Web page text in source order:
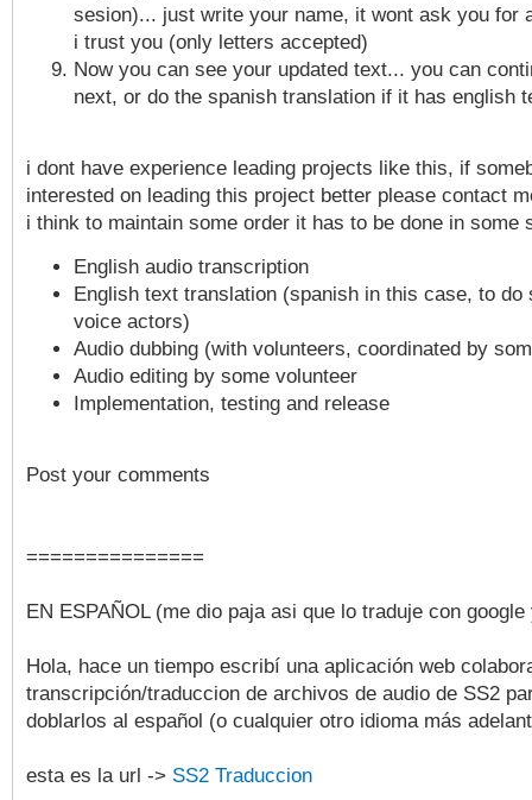
sesion)... just write your name, it wont ask you for
i trust you (only letters accepted)
Now you can see your updated text... you can
next, or do the spanish translation if it has english
i dont have experience leading projects like this, if
interested on leading this project better please contact
i think to maintain some order it has to be done in some
English audio transcription
English text translation (spanish in this case, to do
voice actors)
Audio dubbing (with volunteers, coordinated by
Audio editing by some volunteer
Implementation, testing and release
Post your comments
===============
EN ESPAÑOL (me dio paja asi que lo traduje con
Hola, hace un tiempo escribí una aplicación web
transcripción/traduccion de archivos de audio de SS2
doblarlos al español (o cualquier otro idioma más
esta es la url -> SS2 Traduccion